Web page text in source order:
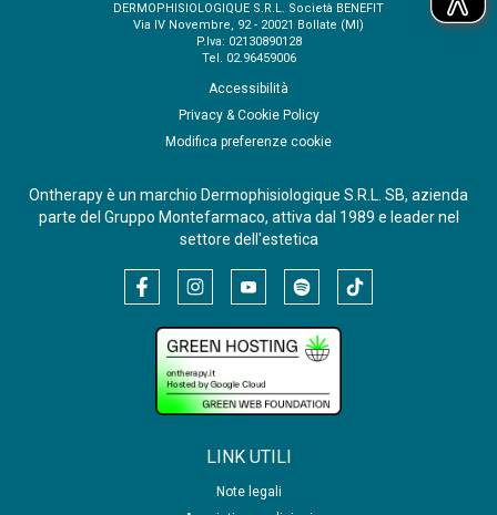
DERMOPHISIOLOGIQUE S.R.L. Società BENEFIT
Via IV Novembre, 92 - 20021 Bollate (MI)
P.Iva: 02130890128
Tel. 02.96459006
Accessibilità
Privacy & Cookie Policy
Modifica preferenze cookie
Ontherapy è un marchio Dermophisiologique S.R.L. SB, azienda
parte del Gruppo Montefarmaco, attiva dal 1989 e leader nel
settore dell'estetica
LINK UTILI
Note legali